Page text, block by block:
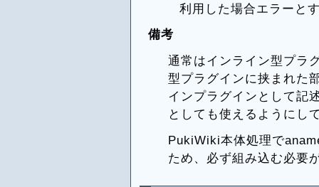
利用した場合エラーと
備考
通常はインライン型プラ
型プラグインに挟まれた
インプラグインとして記
としても使えるようにし
PukiWiki本体処理で
ため、必ず組み込む必要